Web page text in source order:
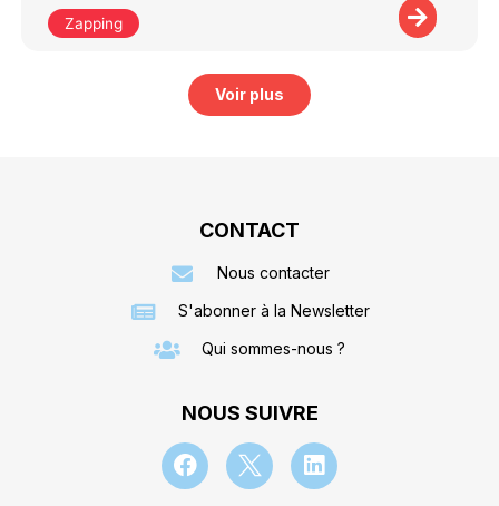
Zapping
Voir plus
CONTACT
Nous contacter
S'abonner à la Newsletter
Qui sommes-nous ?
NOUS SUIVRE